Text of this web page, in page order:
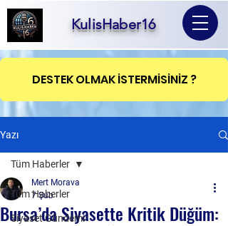
KulisHaber16
DESTEK OLMAK İSTERMİSİNİZ ?
Yazı
Tüm Haberler
Siyaset Gündemi
Tüm Haberler
Bursa’da Siyasette Kritik Düğüm:
Mert Morava
7 Şub